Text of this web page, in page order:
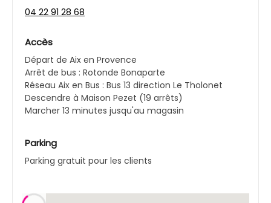
04 22 91 28 68
Accès
Départ de Aix en Provence
Arrêt de bus : Rotonde Bonaparte
Réseau Aix en Bus : Bus 13 direction Le Tholonet
Descendre à Maison Pezet (19 arrêts)
Marcher 13 minutes jusqu'au magasin
Parking
Parking gratuit pour les clients